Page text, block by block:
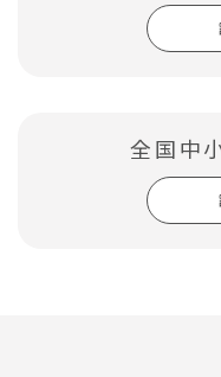
全国中